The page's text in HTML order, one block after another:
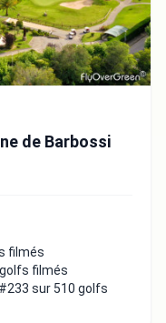
de Barbossi
filmés
filmés
#233 sur 510 golfs